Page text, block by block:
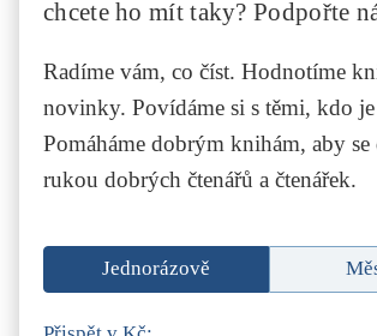
chcete ho mít taky? Podpořte
Radíme vám, co číst. Hodnotíme
novinky. Povídáme si s těmi, kdo
Pomáháme dobrým knihám, aby se
rukou dobrých čtenářů a čtenářek.
Jednorázově